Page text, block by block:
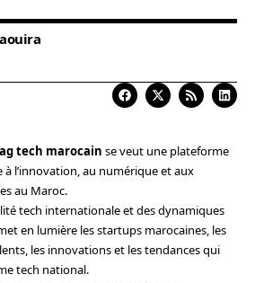
tech marocain se veut une plateforme
l’innovation, au numérique et aux
au Maroc.
tech internationale et des dynamiques
en lumière les startups marocaines, les
les innovations et les tendances qui
tech national.